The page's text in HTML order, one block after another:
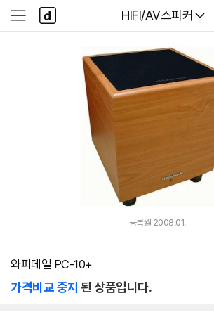
다나와
HIFI/AV스피커
사
이
다
나
와
등록월 2008.01.
와피데일 PC-10+
가격비교 중지 된 상품입니다.